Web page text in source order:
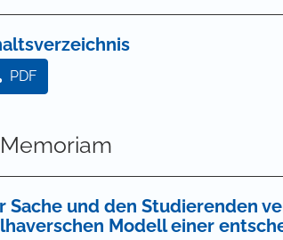
PDF
Sache und den Studierenden
Modell einer